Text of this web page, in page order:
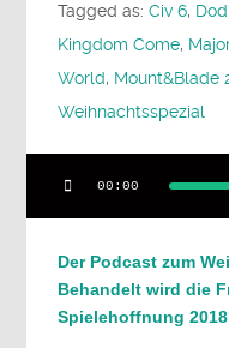
Tagged as:Civ 6, Dod
Kingdom Come,
World, Mount&Blade
Weihnachtsspezial
Player
00:00
Der Podcast zum
Behandelt wird die
Spielehoffnung